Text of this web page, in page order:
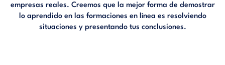
empresas reales. Creemos que la mejor forma de demostrar
lo aprendido en las formaciones en línea es resolviendo
situaciones y presentando tus conclusiones.